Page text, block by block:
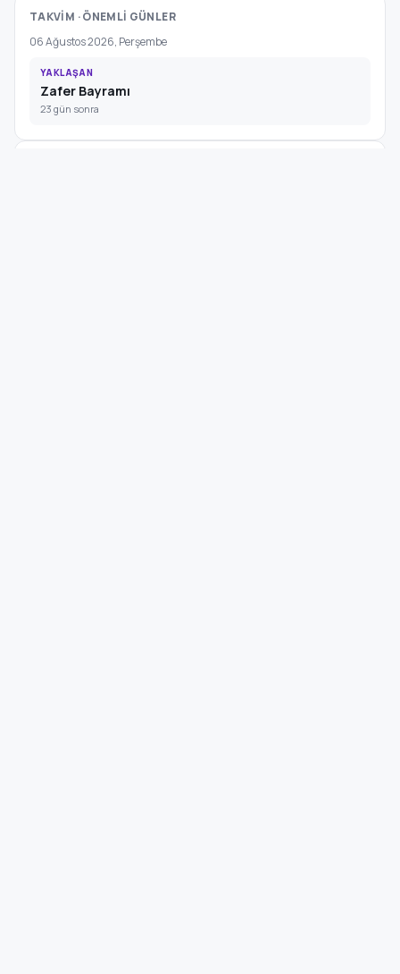
TAKVİM · ÖNEMLİ GÜNLER
06 Ağustos 2026, Perşembe
YAKLAŞAN
Zafer Bayramı
23 gün sonra